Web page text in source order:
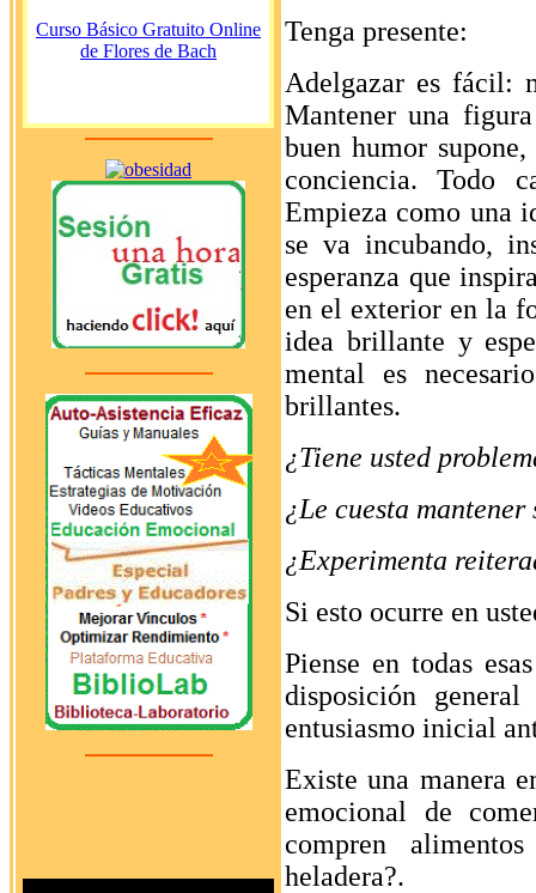
Curso Básico Gratuito Online
de Flores de Bach
Tenga presente:
Adelgazar es fácil:
Mantener una
buen humor
conciencia. Todo
Empieza como una
se va incubando,
esperanza que
en el exterior en la
idea brillante y
mental es
brillantes.
¿Tiene usted
¿Le cuesta
¿Experimenta
Si esto ocurre en
Piense en todas
disposición
entusiasmo inicial
Existe una manera
emocional de
compren
heladera?.